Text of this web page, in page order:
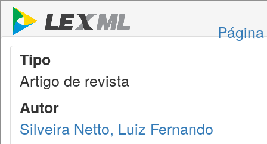
Tipo
Artigo de revista
Autor
Silveira Netto, Luiz Fernando